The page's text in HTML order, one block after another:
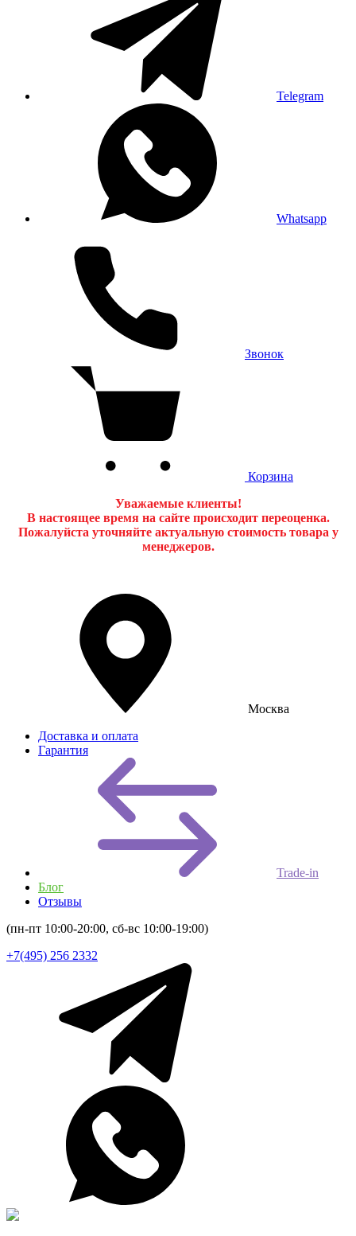
Telegram
Whatsapp
Звонок
Корзина
Уважаемые клиенты!
В настоящее время на сайте происходит переоценка.
Пожалуйста уточняйте актуальную стоимость товара у
менеджеров.
Москва
Доставка и оплата
Гарантия
Trade-in
Блог
Отзывы
(пн-пт 10:00-20:00, сб-вс 10:00-19:00)
+7(495) 256 2332